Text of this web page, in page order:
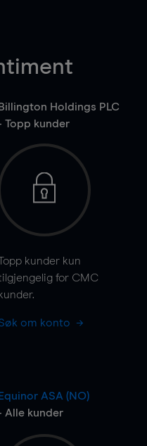
Billington Holdings PLC
Topp kunder
kunder kun
for CMC
kunder.
om konto
Equinor ASA (NO)
Alle kunder